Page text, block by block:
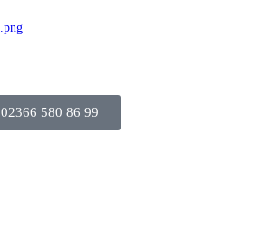
02366 580 86 99